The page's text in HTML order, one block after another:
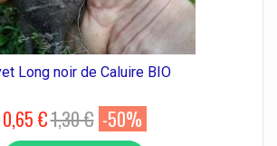
Long noir de Caluire BIO
0,65 €1,30 € -50%